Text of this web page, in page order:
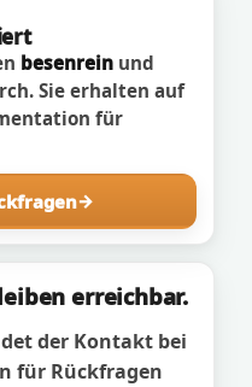
besenrein und
Sie erhalten auf
für
erreichbar.
der Kontakt bei
für Rückfragen